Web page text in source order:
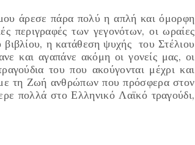
μου άρεσε πάρα πολύ η απλή και όμορφη
περιγραφές των γεγονότων, οι ωραίες
βιβλίου, η κατάθεση ψυχής του Στέλιου
και αγαπάνε ακόμη οι γονείς μας, οι
του που ακούγονται μέχρι και
τη Ζωή ανθρώπων που πρόσφερα στον
πολλά στο Ελληνικό Λαϊκό τραγούδι,